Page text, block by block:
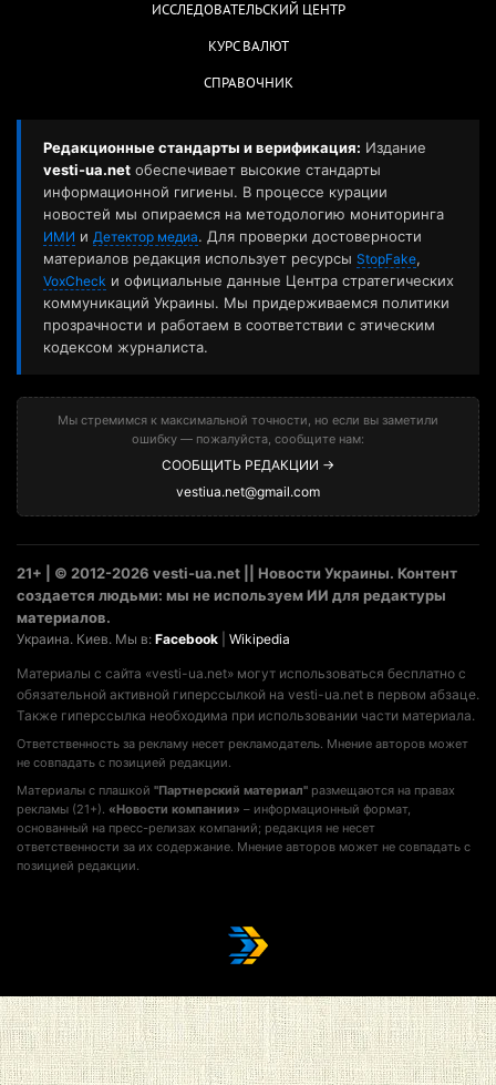
ИССЛЕДОВАТЕЛЬСКИЙ ЦЕНТР
КУРС ВАЛЮТ
СПРАВОЧНИК
Редакционные стандарты и верификация: Издание
vesti-ua.net обеспечивает высокие стандарты
информационной гигиены. В процессе курации
новостей мы опираемся на методологию мониторинга
ИМИ и Детектор медиа. Для проверки достоверности
материалов редакция использует ресурсы StopFake,
VoxCheck и официальные данные Центра стратегических
коммуникаций Украины. Мы придерживаемся политики
прозрачности и работаем в соответствии с этическим
кодексом журналиста.
Мы стремимся к максимальной точности, но если вы заметили
ошибку — пожалуйста, сообщите нам:
СООБЩИТЬ РЕДАКЦИИ →
vestiua.net@gmail.com
21+ | © 2012-2026 vesti-ua.net || Новости Украины. Контент
создается людьми: мы не используем ИИ для редактуры
материалов.
Украина. Киев. Мы в: Facebook Wikipedia
Материалы с сайта «vesti-ua.net» могут использоваться бесплатно с
обязательной активной гиперссылкой на vesti-ua.net в первом абзаце.
Также гиперссылка необходима при использовании части материала.
Ответственность за рекламу несет рекламодатель. Мнение авторов может
не совпадать с позицией редакции.
Материалы с плашкой "Партнерский материал" размещаются на правах
рекламы (21+). «Новости компании» – информационный формат,
основанный на пресс-релизах компаний; редакция не несет
ответственности за их содержание. Мнение авторов может не совпадать с
позицией редакции.